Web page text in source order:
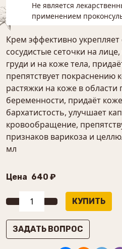
Не является
применением
Крем эффективно укрепляет
сосудистые сеточки на
груди и на коже тела,
препятствует покраснению
растяжки на коже в
беременности, придаёт
бархатистость, улучшает
кровообращение,
признаков варикоза и
мл
Цена 640 ₽
ЗАДАТЬ ВОПРОС